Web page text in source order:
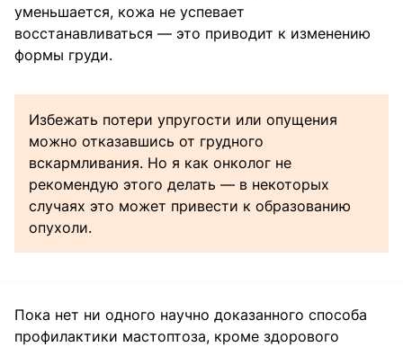
уменьшается, кожа не успевает
восстанавливаться — это приводит к изменению
формы груди.
Избежать потери упругости или опущения
можно отказавшись от грудного
вскармливания. Но я как онколог не
рекомендую этого делать — в некоторых
случаях это может привести к образованию
опухоли.
Пока нет ни одного научно доказанного способа
профилактики мастоптоза, кроме здорового